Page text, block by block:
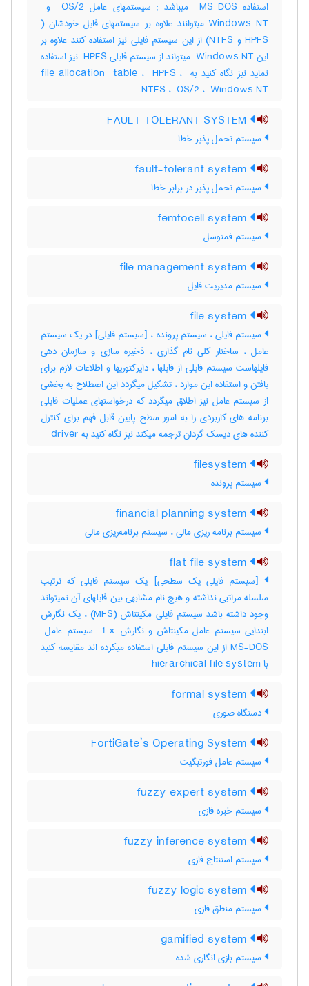
HPFS و ‎NTFS) از این سیستم فایلی نیز استفاده کنند علاوه بر
این ‎ Windows NT میتواند از سیستم فایلی ‎ HPFS نیز استفاده
نماید نیز نگاه کنید به ‎file allocation ‎ table ، ‎ HPFS ، ‎
NTFS ، ‎ OS/2 ، ‎ Windows NT
سیستم تحمل پذیر خطا
سیستم تحمل پذیر در برابر خطا
سیستم فمتوسل
سیستم مدیریت فایل
سیستم فایلی ، سیستم پرونده ، [سیستم فایلی] در یک سیستم
عامل ، ساختار کلی نام گذاری ، ذخیره سازی و سازمان دهی
فایلهاست سیستم فایلی از فایلها ، دایرکتوریها و اطلاعات لازم برای
یافتن و استفاده این موارد ، تشکیل میگردد این اصطلاح به بخشی
از سیستم عامل نیز اطلاق میگردد که درخواستهای عملیات فایلی
برنامه های کاربردی را به امور سطح پایین قابل فهم برای کنترل
کننده های دیسک گردان ترجمه میکند نیز نگاه کنید به ‎ driver
سیستم پرونده
سیستم برنامه ریزی مالی ، سیستم برنامه‌ریزی مالی
[سیستم فایلی یک سطحی] یک سیستم فایلی که ترتیب
سلسله مراتبی نداشته و هیچ نام مشابهی بین فایلهای آن نمیتواند
وجود داشته باشد سیستم فایلی مکینتاش (‎MFS) ، یک نگارش
MS-DOS از این سیستم فایلی استفاده میکرده اند مقایسه کنید
با ‎ hierarchical file system
دستگاه صوری
سیستم عامل فورتیگیت
سیستم خبره فازی
سیستم استنتاج فازی
سیستم منطق فازی
سیستم بازی انگاری شده